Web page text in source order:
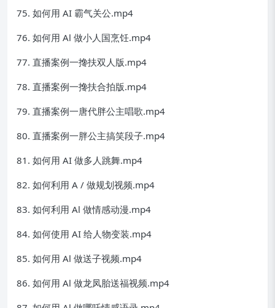
75. 如何用 AI 霸气关公.mp4
76. 如何用 Al 做小人国烹饪.mp4
77. 直播案例一搀扶双人版.mp4
78. 直播案例一搀扶合拍版.mp4
79. 直播案例一唐代胖公主唱歌.mp4
80. 直播案例一胖公主搞笑段子.mp4
81. 如何用 AI 做多人跳舞.mp4
82. 如何利用 A / 做规划视频.mp4
83. 如何利用 Al 做情感动漫.mp4
84. 如何使用 AI 给人物变装.mp4
85. 如何用 Al 做送子视频.mp4
86. 如何用 Al 做龙凤胎送福视频.mp4